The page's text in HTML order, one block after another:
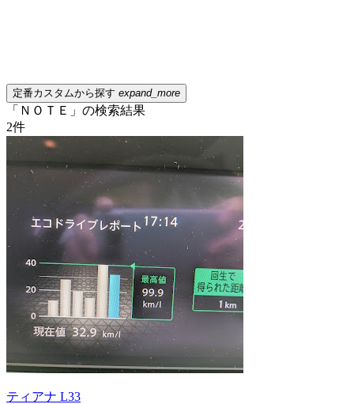
定番カスタムから探す expand_more
「ＮＯＴＥ」の検索結果
2件
ティアナ L33